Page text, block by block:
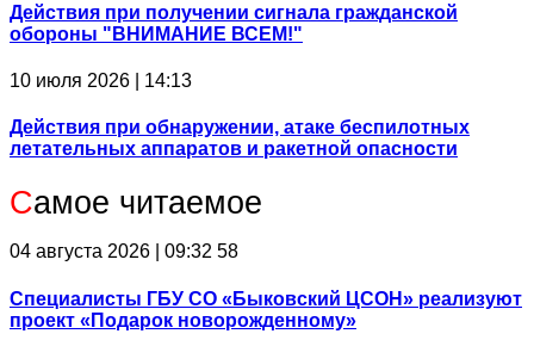
Действия при получении сигнала гражданской
обороны "ВНИМАНИЕ ВСЕМ!"
10 июля 2026 | 14:13
Действия при обнаружении, атаке беспилотных
летательных аппаратов и ракетной опасности
Самое читаемое
04 августа 2026 | 09:32 58
Специалисты ГБУ СО «Быковский ЦСОН» реализуют
проект «Подарок новорожденному»